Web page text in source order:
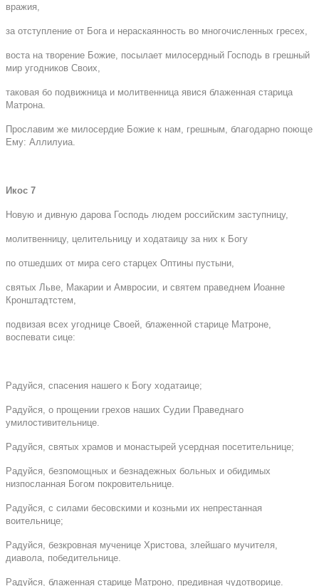
вражия,
за отступление от Бога и нераскаянность во многочисленных гресех,
воста на творение Божие, посылает милосердный Господь в грешный
мир угодников Своих,
таковая бо подвижница и молитвенница явися блаженная старица
Матрона.
Прославим же милосердие Божие к нам, грешным, благодарно поюще
Ему: Аллилуиа.
Икос 7
Новую и дивную дарова Господь людем российским заступницу,
молитвенницу, целительницу и ходатаицу за них к Богу
по отшедших от мира сего старцех Оптины пустыни,
святых Льве, Макарии и Амвросии, и святем праведнем Иоанне
Кронштадтстем,
подвизая всех угоднице Своей, блаженной старице Матроне,
воспевати сице:
Радуйся, спасения нашего к Богу ходатаице;
Радуйся, о прощении грехов наших Судии Праведнаго
умилостивительнице.
Радуйся, святых храмов и монастырей усердная посетительнице;
Радуйся, безпомощных и безнадежных больных и обидимых
низпосланная Богом покровительнице.
Радуйся, с силами бесовскими и козньми их непрестанная
воительнице;
Радуйся, безкровная мученице Христова, злейшаго мучителя,
диавола, победительнице.
Радуйся, блаженная старице Матроно, предивная чудотворице.